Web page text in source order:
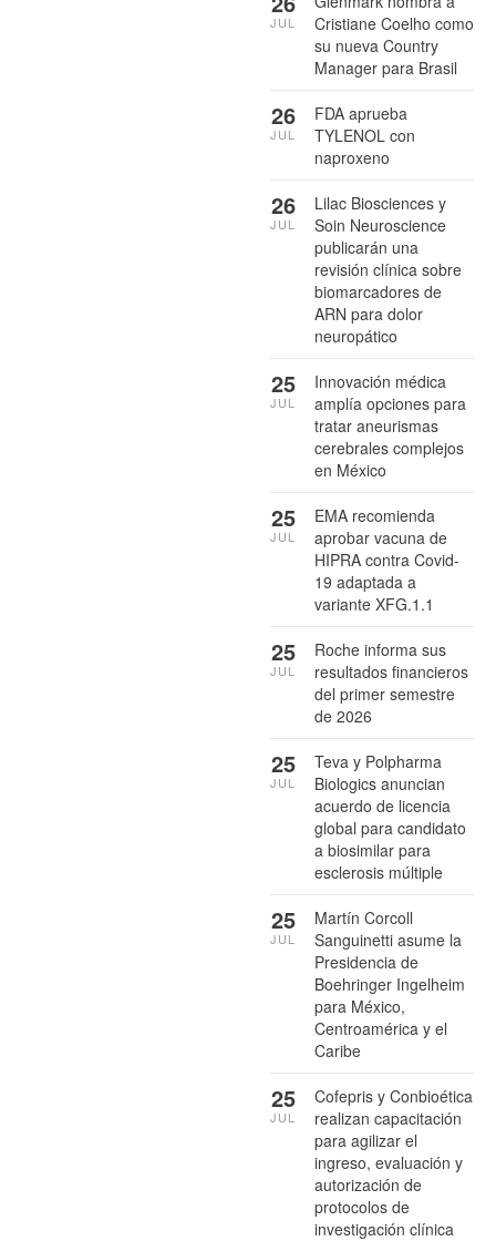
Cristiane Coelho como
su nueva Country
Manager para Brasil
JUL
FDA aprueba
TYLENOL con
naproxeno
26
JUL
Lilac Biosciences y
Soin Neuroscience
publicarán una
revisión clínica sobre
biomarcadores de
ARN para dolor
neuropático
26
JUL
Innovación médica
amplía opciones para
tratar aneurismas
cerebrales complejos
en México
25
JUL
EMA recomienda
aprobar vacuna de
HIPRA contra Covid-
19 adaptada a
variante XFG.1.1
25
JUL
Roche informa sus
resultados financieros
del primer semestre
de 2026
25
JUL
Teva y Polpharma
Biologics anuncian
acuerdo de licencia
global para candidato
a biosimilar para
esclerosis múltiple
25
JUL
Martín Corcoll
Sanguinetti asume la
Presidencia de
Boehringer Ingelheim
para México,
Centroamérica y el
Caribe
25
JUL
Cofepris y Conbioética
realizan capacitación
para agilizar el
ingreso, evaluación y
autorización de
protocolos de
investigación clínica
25
JUL